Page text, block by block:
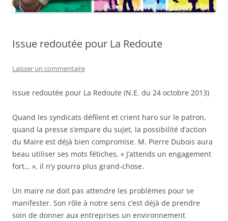
Issue redoutée pour La Redoute
Laisser un commentaire
Issue redoutée pour La Redoute (N.E. du 24 octobre 2013)
Quand les syndicats défilent et crient haro sur le patron,
quand la presse s’empare du sujet, la possibilité d’action
du Maire est déjà bien compromise. M. Pierre Dubois aura
beau utiliser ses mots fétiches, « J’attends un engagement
fort… », il n’y pourra plus grand-chose.
Un maire ne doit pas attendre les problèmes pour se
manifester. Son rôle à notre sens c’est déjà de prendre
soin de donner aux entreprises un environnement